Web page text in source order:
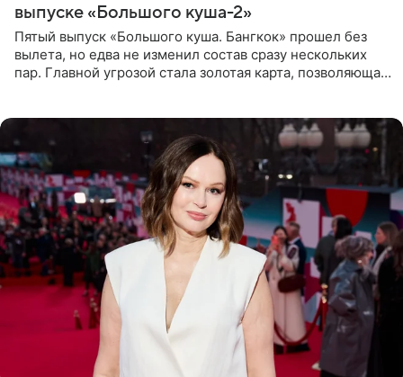
выпуске «Большого куша-2»
Пятый выпуск «Большого куша. Бангкок» прошел без
вылета, но едва не изменил состав сразу нескольких
пар. Главной угрозой стала золотая карта, позволяющая